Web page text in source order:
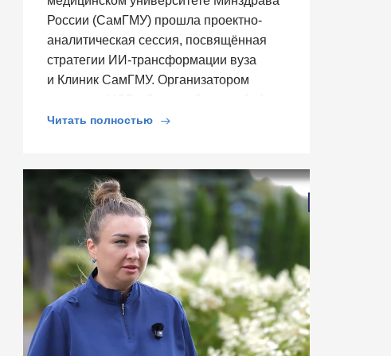
России (СамГМУ) прошла проектно-
аналитическая сессия, посвящённая
стратегии ИИ-трансформации вуза
и Клиник СамГМУ. Организатором
Читать полностью